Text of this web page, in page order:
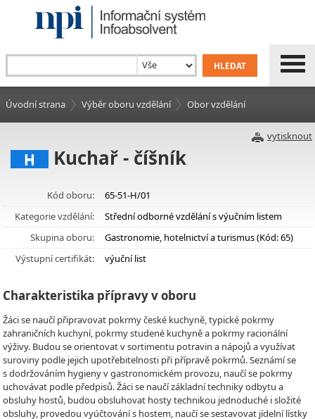
Úvodní strana Výběr oboru vzdělání Obor vzdělání
vytisknout
H Kuchař - číšník
Kód oboru:
65-51-H/01
Kategorie vzdělání:
Střední odborné vzdělání s výučním listem
Skupina oboru:
Gastronomie, hotelnictví a turismus (Kód: 65)
Výstupní certifikát:
výuční list
Charakteristika přípravy v oboru
Žáci se naučí připravovat pokrmy české kuchyně, typické pokrmy
zahraničních kuchyní, pokrmy studené kuchyně a pokrmy racionální
výživy. Budou se orientovat v sortimentu potravin a nápojů a využívat
suroviny podle jejich upotřebitelnosti při přípravě pokrmů. Seznámí se
s dodržováním hygieny v gastronomickém provozu, naučí se pokrmy
uchovávat podle předpisů. Žáci se naučí základní techniky odbytu a
obsluhy hostů, budou obsluhovat hosty technikou jednoduché i složité
obsluhy, provedou vyúčtování s hostem, naučí se sestavovat jídelní lístky